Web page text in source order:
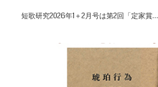
短歌研究2026年1＋2月号は第2回「定家賞…